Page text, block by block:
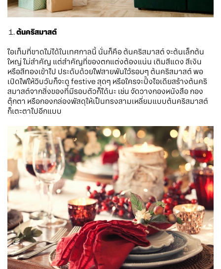
ต้นคริสมาสต์
ไอเท็มที่ขาดไม่ได้ในเทศกาลนี้ นั่นก็คือ ต้นคริสมาสต์ จะต้นเล็กต้น
ใหญ่ ไม่สำคัญ แต่สำคัญที่ของตกแต่งต้องแน่น เติมสีแดง สีเงิน
หรือสีทองเข้าไป ประดับด้วยไฟสายพันไว้รอบๆ ต้นคริสมาสต์ พอ
เปิดไฟให้วิบวับก็จะดู festive สุดๆ หรือใครจะปิ๊งไอเดียสร้างต้นคริ
สมาสต์จากสิ่งของที่มีรอบตัวก็ได้นะ เช่น จัดวางกองหนังสือ กอง
ตุ๊กตา หรือกองกล่องพัสดุให้เป็นทรงสามเหลี่ยมแบบต้นคริสมาสต์
ก็เตะตาไปอีกแบบ